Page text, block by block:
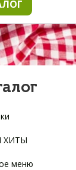
ХИТЫ
меню